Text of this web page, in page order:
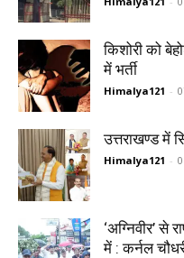
किशोरी को
में भर्ती
Himalya121 -
उत्तराखण्ड में
Himalya121 -
‘अग्निवीर’ से
में : कर्नल